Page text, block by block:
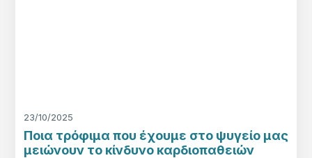
23/10/2025
Ποια τρόφιμα που έχουμε στο ψυγείο μας
μειώνουν το κίνδυνο καρδιοπαθειών